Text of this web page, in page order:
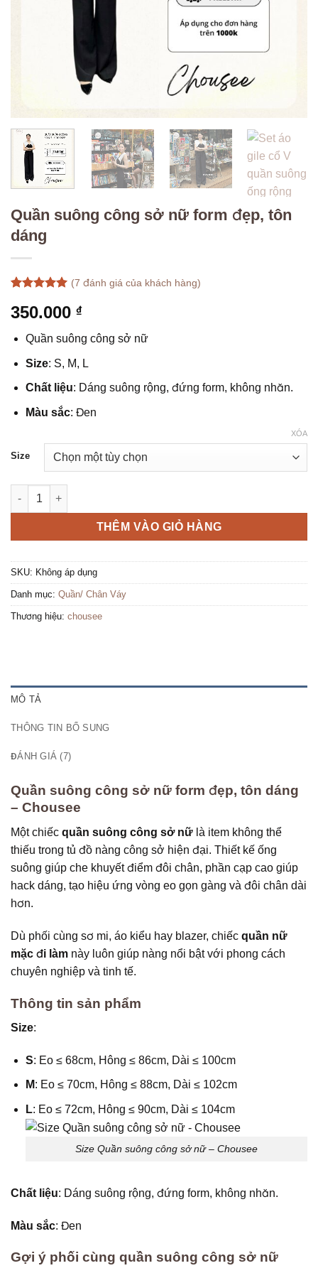
Quần suông công sở nữ form đẹp, tôn
dáng
dựa trên
đánh giá
(7 đánh giá của khách hàng)
350.000 ₫
Quần suông công sở nữ
Size: S, M, L
Chất liệu: Dáng suông rộng, đứng form, không nhăn.
Màu sắc: Đen
Size
XÓA
Quần suông công sở nữ form đẹp, tôn dáng số lượng
THÊM VÀO GIỎ HÀNG
SKU: Không áp dụng
Danh mục: Quần/ Chân Váy
Thương hiệu: chousee
MÔ TẢ
THÔNG TIN BỔ SUNG
ĐÁNH GIÁ (7)
Quần suông công sở nữ form đẹp, tôn dáng
– Chousee
Một chiếc quần suông công sở nữ là item không thể
thiếu trong tủ đồ nàng công sở hiện đại. Thiết kế ống
suông giúp che khuyết điểm đôi chân, phần cạp cao giúp
hack dáng, tạo hiệu ứng vòng eo gọn gàng và đôi chân dài
hơn.
Dù phối cùng sơ mi, áo kiểu hay blazer, chiếc quần nữ
mặc đi làm này luôn giúp nàng nổi bật với phong cách
chuyên nghiệp và tinh tế.
Thông tin sản phẩm
Size:
S: Eo ≤ 68cm, Hông ≤ 86cm, Dài ≤ 100cm
M: Eo ≤ 70cm, Hông ≤ 88cm, Dài ≤ 102cm
L: Eo ≤ 72cm, Hông ≤ 90cm, Dài ≤ 104cm
Size Quần suông công sở nữ – Chousee
Chất liệu: Dáng suông rộng, đứng form, không nhăn.
Màu sắc: Đen
Gợi ý phối cùng quần suông công sở nữ